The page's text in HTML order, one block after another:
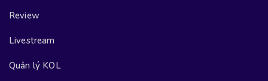
Review
Livestream
Quản lý KOL